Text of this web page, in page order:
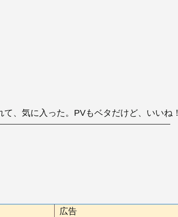
、気に入った。PVもベタだけど、いいね！
広告